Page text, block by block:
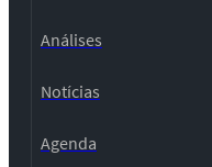
Análises
Notícias
Agenda